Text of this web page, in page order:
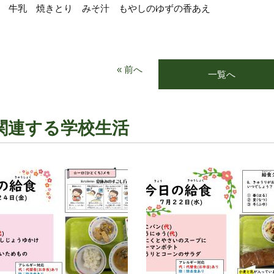
牛乳 焼きとり みそ汁 もやしのゆずの香あえ
« 前へ 一覧へ
連する学校生活